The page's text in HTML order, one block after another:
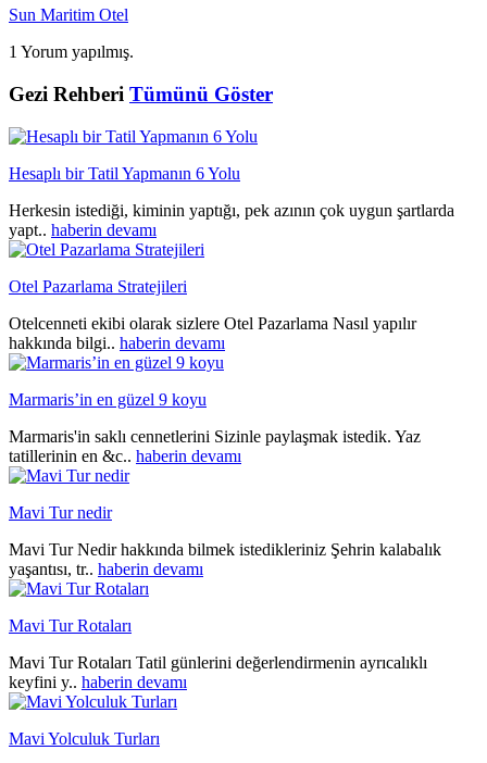
Sun Maritim Otel
1 Yorum yapılmış.
Gezi Rehberi Tümünü Göster
Hesaplı bir Tatil Yapmanın 6 Yolu
Herkesin istediği, kiminin yaptığı, pek azının çok uygun şartlarda
yapt.. haberin devamı
Otel Pazarlama Stratejileri
Otelcenneti ekibi olarak sizlere Otel Pazarlama Nasıl yapılır
hakkında bilgi.. haberin devamı
Marmaris’in en güzel 9 koyu
Marmaris'in saklı cennetlerini Sizinle paylaşmak istedik. Yaz
tatillerinin en &c.. haberin devamı
Mavi Tur nedir
Mavi Tur Nedir hakkında bilmek istedikleriniz Şehrin kalabalık
yaşantısı, tr.. haberin devamı
Mavi Tur Rotaları
Mavi Tur Rotaları Tatil günlerini değerlendirmenin ayrıcalıklı
keyfini y.. haberin devamı
Mavi Yolculuk Turları